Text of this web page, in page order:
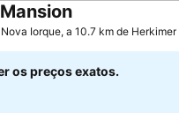
Nova Iorque, a 10.7 km de Herkimer
os preços exatos.